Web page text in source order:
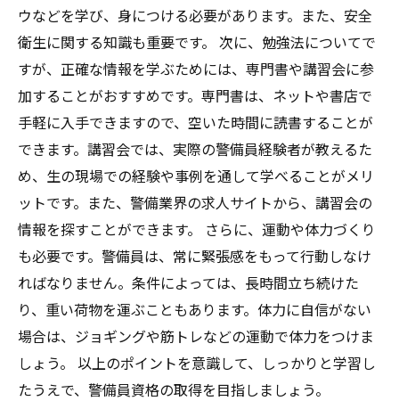
ウなどを学び、身につける必要があります。また、安全
衛生に関する知識も重要です。 次に、勉強法についてで
すが、正確な情報を学ぶためには、専門書や講習会に参
加することがおすすめです。専門書は、ネットや書店で
手軽に入手できますので、空いた時間に読書することが
できます。講習会では、実際の警備員経験者が教えるた
め、生の現場での経験や事例を通して学べることがメリ
ットです。また、警備業界の求人サイトから、講習会の
情報を探すことができます。 さらに、運動や体力づくり
も必要です。警備員は、常に緊張感をもって行動しなけ
ればなりません。条件によっては、長時間立ち続けた
り、重い荷物を運ぶこともあります。体力に自信がない
場合は、ジョギングや筋トレなどの運動で体力をつけま
しょう。 以上のポイントを意識して、しっかりと学習し
たうえで、警備員資格の取得を目指しましょう。